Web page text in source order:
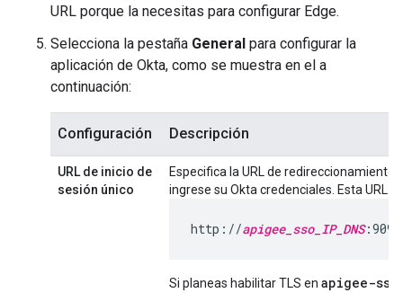
URL porque la necesitas para configurar Edge.
Selecciona la pestaña General para configurar la
aplicación de Okta, como se muestra en el a
continuación:
Configuración Descripción
URL de inicio de
sesión único
Especifica la URL de redireccionamiento
ingrese su Okta credenciales. Esta URL
http://apigee_sso_IP_DNS
Si planeas habilitar TLS en apigee-sso